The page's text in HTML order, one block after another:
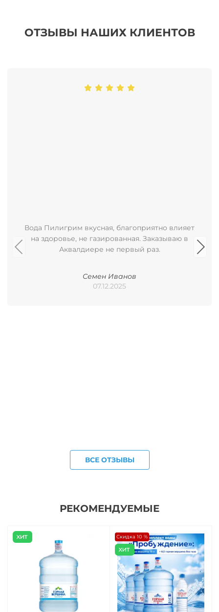
ОТЗЫВЫ НАШИХ КЛИЕНТОВ
Вода Пилигрим вкусная, благоприятно влияет
на здоровье, не газированная. Заказываю в
Аквалдиере не первый раз.
Семен Иванов
07.12.2025
ВСЕ ОТЗЫВЫ
РЕКОМЕНДУЕМЫЕ
Скидка 10 %